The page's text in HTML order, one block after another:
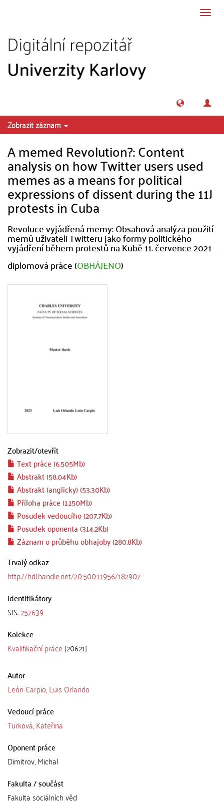
Zobrazit záznam
A memed Revolution?: Content
analysis on how Twitter users used
memes as a means for political
expressions of dissent during the 11J
protests in Cuba
Revoluce vyjádřená memy: Obsahová analýza použití
memů uživateli Twitteru jako formy politického
vyjádření během protestů na Kubě 11. července 2021
diplomová práce (OBHÁJENO)
Zobrazit/otevřít
Text práce (6.505Mb)
Abstrakt (58.04Kb)
Abstrakt (anglicky) (53.30Kb)
Příloha práce (1.150Mb)
Posudek vedoucího (207.7Kb)
Posudek oponenta (314.2Kb)
Záznam o průběhu obhajoby (280.8Kb)
Trvalý odkaz
http://hdl.handle.net/20.500.11956/182907
Identifikátory
SIS:257639
Kolekce
Kvalifikační práce [20621]
Autor
León Carpio, Luis Orlando
Vedoucí práce
Turková, Kateřina
Oponent práce
Dimitrov, Michal
Fakulta / součást
Fakulta sociálních věd